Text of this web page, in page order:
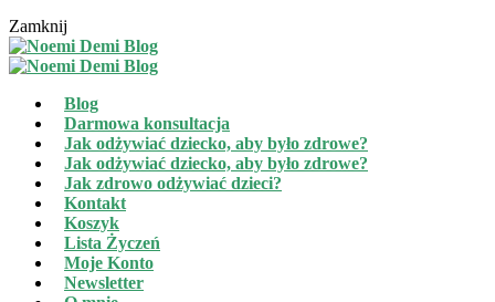
Zamknij
Blog
Darmowa konsultacja
Jak odżywiać dziecko, aby było zdrowe?
Jak odżywiać dziecko, aby było zdrowe?
Jak zdrowo odżywiać dzieci?
Kontakt
Koszyk
Lista Życzeń
Moje Konto
Newsletter